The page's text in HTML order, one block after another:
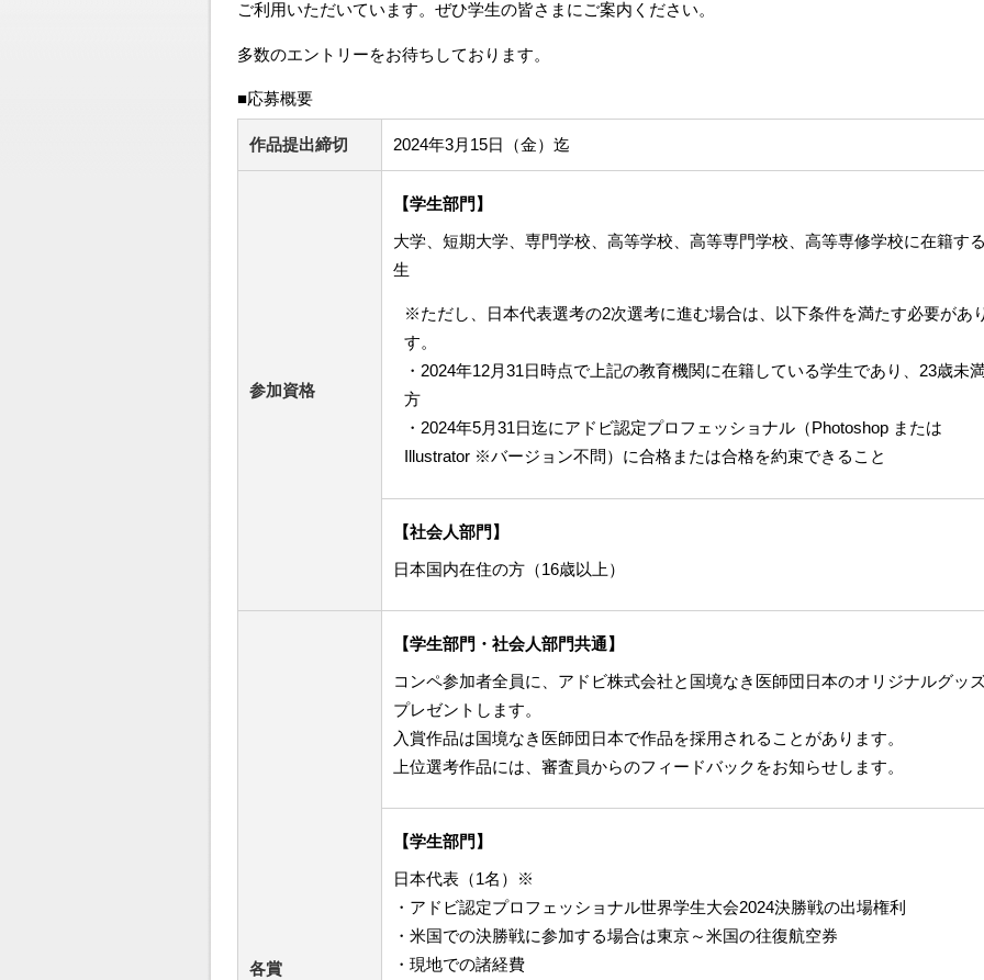
ご利用いただいています。ぜひ学生の皆さまにご案内ください。
多数のエントリーをお待ちしております。
■応募概要
作品提出締切 2024年3月15日（金）迄
参加資格
【学生部門】
大学、短期大学、専門学校、高等学校、高等専門学校、高等専修学校に在籍す
生
※ただし、日本代表選考の2次選考に進む場合は、以下条件を満たす必要があ
す。
・2024年12月31日時点で上記の教育機関に在籍している学生であり、23歳未
方
・2024年5月31日迄にアドビ認定プロフェッショナル（Photoshop または
Illustrator ※バージョン不問）に合格または合格を約束できること
【社会人部門】
日本国内在住の方（16歳以上）
各賞
【学生部門・社会人部門共通】
コンペ参加者全員に、アドビ株式会社と国境なき医師団日本のオリジナルグッ
プレゼントします。
入賞作品は国境なき医師団日本で作品を採用されることがあります。
上位選考作品には、審査員からのフィードバックをお知らせします。
【学生部門】
日本代表（1名）※
・アドビ認定プロフェッショナル世界学生大会2024決勝戦の出場権利
・米国での決勝戦に参加する場合は東京～米国の往復航空券
・現地での諸経費